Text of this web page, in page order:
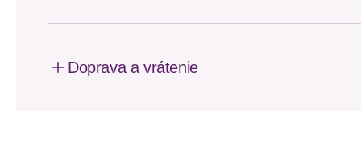
Doprava a vrátenie